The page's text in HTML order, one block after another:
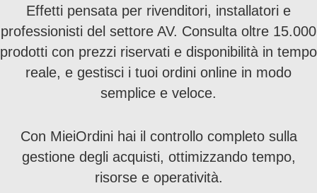
Effetti pensata per rivenditori, installatori e
professionisti del settore AV. Consulta oltre 15.000
prodotti con prezzi riservati e disponibilità in tempo
reale, e gestisci i tuoi ordini online in modo
semplice e veloce.
Con MieiOrdini hai il controllo completo sulla
gestione degli acquisti, ottimizzando tempo,
risorse e operatività.